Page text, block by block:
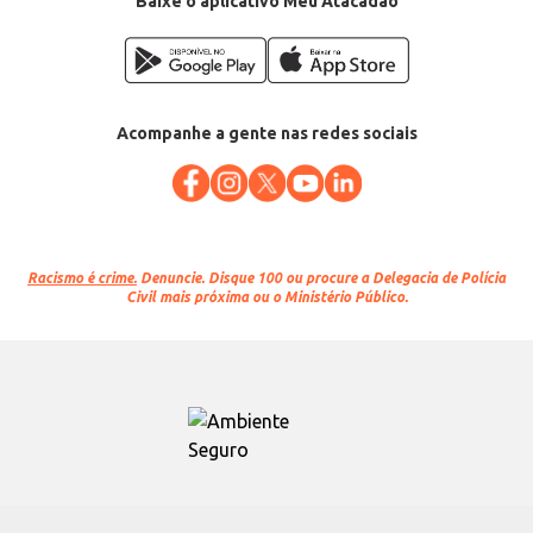
Acompanhe a gente nas redes sociais
Racismo é crime. Denuncie. Disque 100 ou procure a Delegacia de Polícia
Civil mais próxima ou o Ministério Público.